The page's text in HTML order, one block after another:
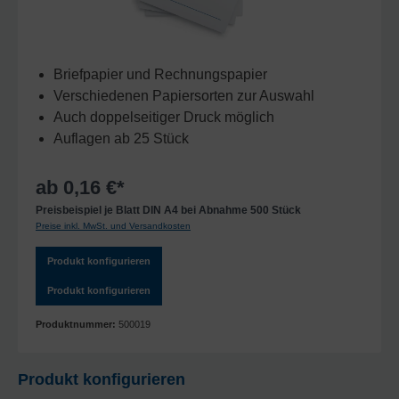
Briefpapier und Rechnungspapier
Verschiedenen Papiersorten zur Auswahl
Auch doppelseitiger Druck möglich
Auflagen ab 25 Stück
ab 0,16 €*
Preisbeispiel je Blatt DIN A4 bei Abnahme 500 Stück
Preise inkl. MwSt. und Versandkosten
Produkt konfigurieren
Produkt konfigurieren
Produktnummer: 500019
Produkt konfigurieren